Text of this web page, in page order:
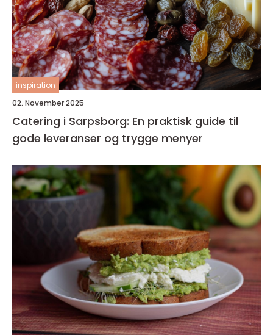
inspiration
02. November 2025
Catering i Sarpsborg: En praktisk guide til
gode leveranser og trygge menyer